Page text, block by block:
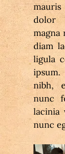
dolor
magna
diam
ligula
nibh,
nunc
lacinia
nunc